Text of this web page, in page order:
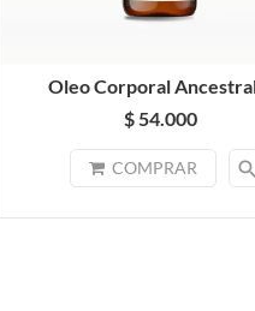
Oleo Corporal
$ 54.000
COMPRAR search